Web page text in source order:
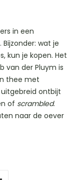
in een
wat je
kun je kopen. Het
van der Pluym is
thee met
ontbijt
of scrambled.
naar de oever